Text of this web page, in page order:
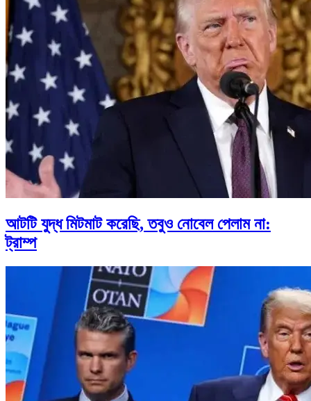
আটটি যুদ্ধ মিটমাট করেছি, তবুও নোবেল পেলাম না:
ট্রাম্প